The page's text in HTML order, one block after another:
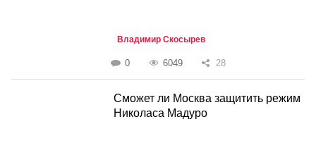
Владимир Скосырев
0 6049 28
Сможет ли Москва защитить режим
Николаса Мадуро